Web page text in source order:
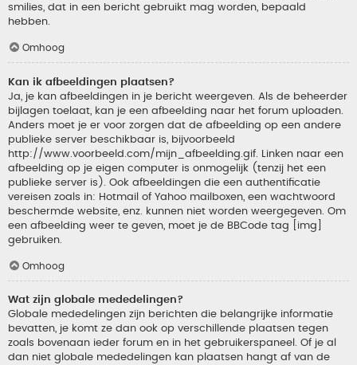
smilies, dat in een bericht gebruikt mag worden, bepaald
hebben.
Omhoog
Kan ik afbeeldingen plaatsen?
Ja, je kan afbeeldingen in je bericht weergeven. Als de beheerder
bijlagen toelaat, kan je een afbeelding naar het forum uploaden.
Anders moet je er voor zorgen dat de afbeelding op een andere
publieke server beschikbaar is, bijvoorbeeld
http://www.voorbeeld.com/mijn_afbeelding.gif. Linken naar een
afbeelding op je eigen computer is onmogelijk (tenzij het een
publieke server is). Ook afbeeldingen die een authentificatie
vereisen zoals in: Hotmail of Yahoo mailboxen, een wachtwoord
beschermde website, enz. kunnen niet worden weergegeven. Om
een afbeelding weer te geven, moet je de BBCode tag [img]
gebruiken.
Omhoog
Wat zijn globale mededelingen?
Globale mededelingen zijn berichten die belangrijke informatie
bevatten, je komt ze dan ook op verschillende plaatsen tegen
zoals bovenaan ieder forum en in het gebruikerspaneel. Of je al
dan niet globale mededelingen kan plaatsen hangt af van de